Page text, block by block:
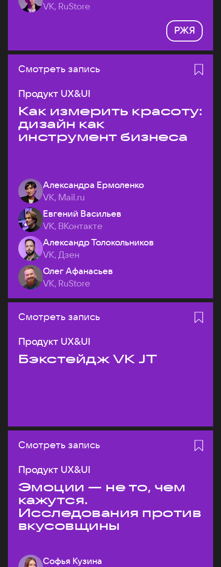
VK, RuStore
РЖЯ
Смотреть запись
Продукт UX&UI
Как измерить красоту:
дизайн как
инструмент бизнеса
Александра Ермоленко
VK, Mail.ru
Евгений Васильев
VK, ВКонтакте
Александр Толокольников
VK, Дзен
Олег Афанасьев
VK, RuStore
Смотреть запись
Продукт UX&UI
Бэкстейдж VK JT
Смотреть запись
Продукт UX&UI
Эмоции — не то, чем
кажутся.
Исследования против
вкусовщины
Софья Кузина